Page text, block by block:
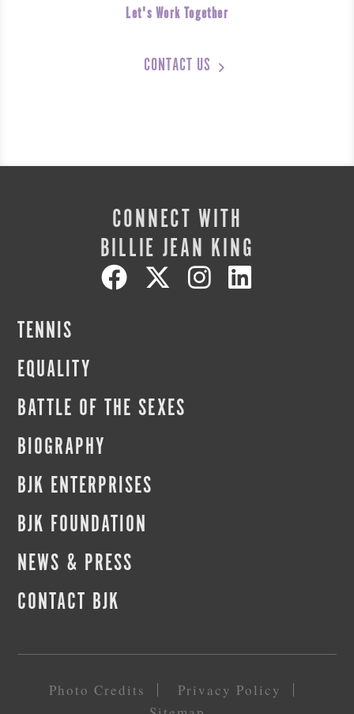
Let's Work Together
CONTACT US
CONNECT WITH
BILLIE JEAN KING
TENNIS
EQUALITY
BATTLE OF THE SEXES
BIOGRAPHY
BJK ENTERPRISES
BJK FOUNDATION
NEWS & PRESS
CONTACT BJK
Photo Credits
Privacy Policy